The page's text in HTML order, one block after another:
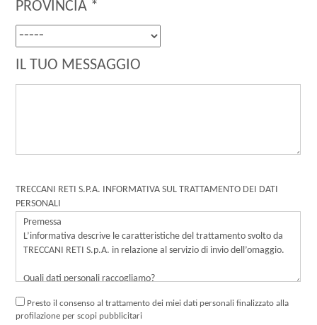
PROVINCIA *
IL TUO MESSAGGIO
TRECCANI RETI S.P.A. INFORMATIVA SUL TRATTAMENTO DEI DATI
PERSONALI
Presto il consenso al trattamento dei miei dati personali finalizzato alla
profilazione per scopi pubblicitari